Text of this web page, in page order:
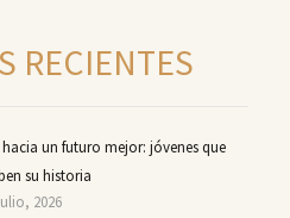
RECIENTES
un futuro mejor: jóvenes que
su historia
2026